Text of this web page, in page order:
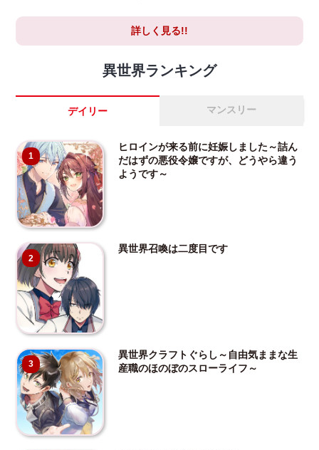
詳しく見る!!
異世界ランキング
デイリー マンスリー
1
ヒロインが来る前に妊娠しました～詰ん
だはずの悪役令嬢ですが、どうやら違う
ようです～
2
異世界召喚は二度目です
3
異世界クラフトぐらし～自由気ままな生
産職のほのぼのスローライフ～